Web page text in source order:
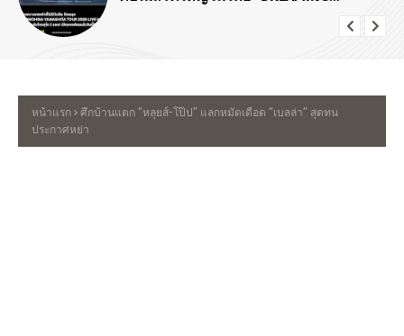
หน้าแรก
ศึกบ้านแตก “หลุยส์-โป๊ป” แลกหมัดเดือด “เบลล่า” สุดทน
ประกาศหย่า